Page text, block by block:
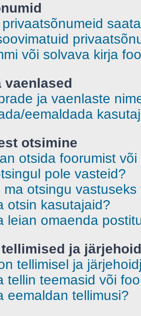
või solvava kirja
vaenlased
ja vaenlaste
eemaldada
otsimine
otsida foorumist
pole vasteid?
ma otsingu
otsin kasutajaid?
leian omaenda
tellimised ja
tellimisel ja
tellin teemasid või
eemaldan tellimusi?